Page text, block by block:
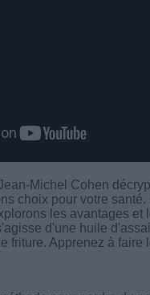
Michel Cohen
choix pour votre
les avantages et
d'une huile
friture. Apprenez à